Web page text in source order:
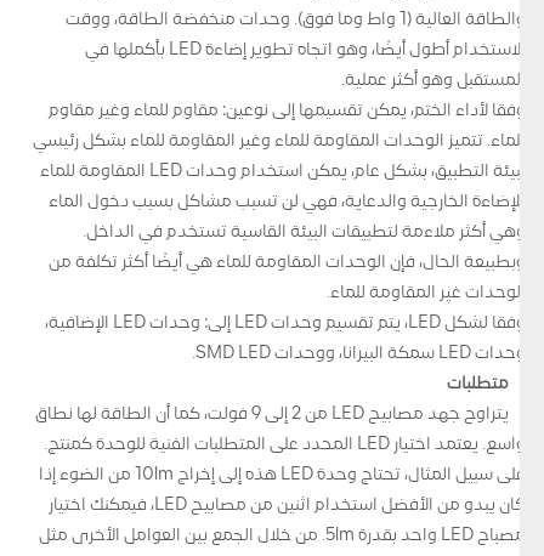
والطاقة العالية (1 واط وما فوق). وحدات منخفضة الطاقة، ووقت
الاستخدام أطول أيضًا، وهو اتجاه تطوير إضاءة LED بأكملها في
المستقبل وهو أكثر عملية.
وفقا لأداء الختم، يمكن تقسيمها إلى نوعين: مقاوم للماء وغير مقاوم
للماء. تتميز الوحدات المقاومة للماء وغير المقاومة للماء بشكل رئيسي
ببيئة التطبيق، بشكل عام، يمكن استخدام وحدات LED المقاومة للماء
للإضاءة الخارجية والدعاية، فهي لن تسبب مشاكل بسبب دخول الماء
وهي أكثر ملاءمة لتطبيقات البيئة القاسية تستخدم في الداخل.
وبطبيعة الحال، فإن الوحدات المقاومة للماء هي أيضًا أكثر تكلفة من
الوحدات غير المقاومة للماء.
وفقا لشكل LED، يتم تقسيم وحدات LED إلى: وحدات LED الإضافية،
وحدات LED سمكة البيرانا، ووحدات SMD LED.
متطلبات
يتراوح جهد مصابيح LED من 2 إلى 9 فولت، كما أن الطاقة لها نطاق
واسع. يعتمد اختيار LED المحدد على المتطلبات الفنية للوحدة كمنتج.
على سبيل المثال، تحتاج وحدة LED هذه إلى إخراج 10lm من الضوء إذا
كان يبدو من الأفضل استخدام اثنين من مصابيح LED، فيمكنك اختيار
مصباح LED واحد بقدرة 5lm. من خلال الجمع بين العوامل الأخرى مثل